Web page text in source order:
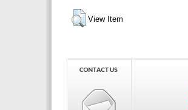
View Item